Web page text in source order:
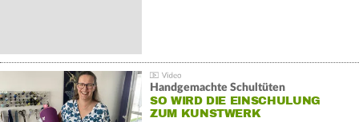
Handgemachte Schultüten
SO WIRD DIE EINSCHULUNG
ZUM KUNSTWERK